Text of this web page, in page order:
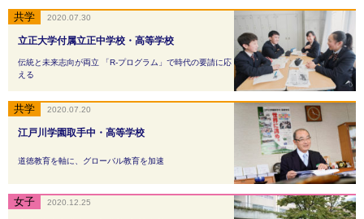
立正大学付属立正中学校・高等学校
伝統と未来志向が両立 「R-プログラム」で時代の要請に応
える
2020.07.30
江戸川学園取手中・高等学校
道徳教育を軸に、グローバル教育を加速
2020.07.20
2020.12.25